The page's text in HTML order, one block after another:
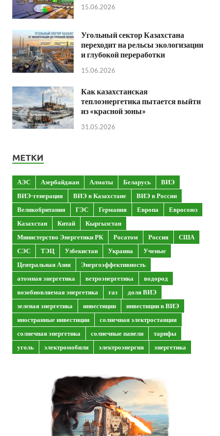
15.06.2026
Угольный сектор Казахстана
переходит на рельсы экологизации
и глубокой переработки
15.06.2026
Как казахстанская
теплоэнергетика пытается выйти
из «красной зоны»
31.05.2026
МЕТКИ
АЭС Азербайджан Алматы Беларусь
ВИЭ
ВИЭ-генерация
ВИЭ в Казахстане
ВИЭ в России
Великобритания
ГЭС Германия Европа
Евросоюз
Казахстан
Китай
Кыргызстан
Министерство Энергетики РК
Росатом Россия
США
СЭС
ТЭЦ Узбекистан Украина
Ученые
Центральная Азия
Энергоэффективность
атомная энергетика
ветроэнергетика
водород
возобновляемая энергетика
газ
доля ВИЭ
зеленая энергетика
инвестиции
инвестиции в ВИЭ
иностранные инвестиции
солнечная электростанция
солнечная энергетика
солнечные панели
тарифы
уголь
электромобили электроэнергия энергетика